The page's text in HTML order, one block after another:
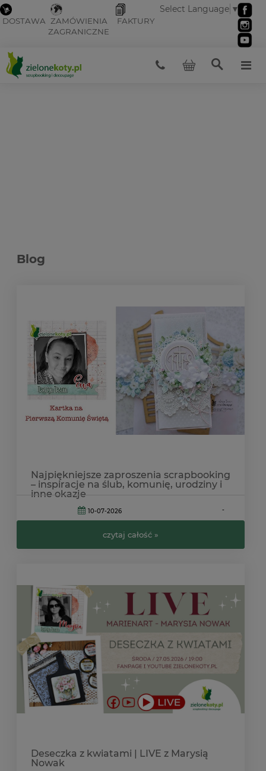
DOSTAWA ZAMÓWIENIA
ZAGRANICZNE
FAKTURY
Select Language ▼
Najpiękniejsze zaproszenia scrapbooking
– inspiracje na ślub, komunię, urodziny i
inne okazje
10-07-2026 -
czytaj całość »
Deseczka z kwiatami | LIVE z Marysią
Nowak